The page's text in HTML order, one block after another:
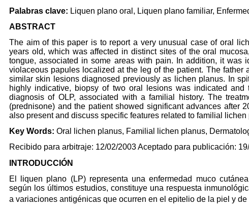
Palabras clave: Liquen plano oral, Liquen plano familiar,
ABSTRACT
The aim of this paper is to report a very unusual case of oral
years old, which was affected in distinct sites of the oral
tongue, associated in some areas with pain. In addition, it was
violaceous papules localized at the leg of the patient. The father
similar skin lesions diagnosed previously as lichen planus. In
highly indicative, biopsy of two oral lesions was indicated and
diagnosis of OLP, associated with a familial history. The
(prednisone) and the patient showed significant advances after
also present and discuss specific features related to familial
Key Words: Oral lichen planus, Familial lichen planus,
Recibido para arbitraje: 12/02/2003 Aceptado para publicación:
INTRODUCCIÓN
El liquen plano (LP) representa una enfermedad muco
según los últimos estudios, constituye una respuesta
a variaciones antigénicas que ocurren en el epitelio de la piel y